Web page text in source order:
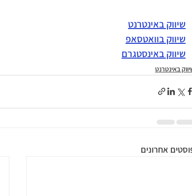
שיווק באינטרנט
שיווק בוואטסאפ
שיווק באינסטגרם
באינטרנט
אחרונים